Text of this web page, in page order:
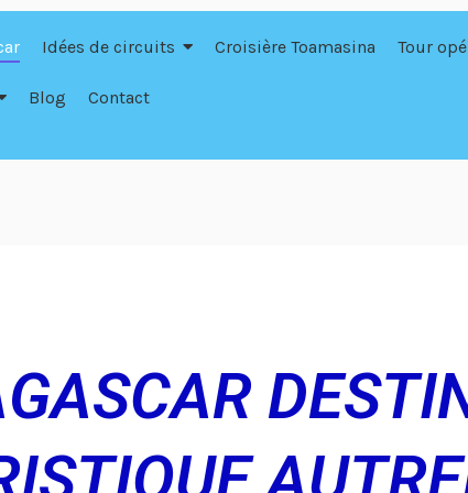
Idées de circuits Croisière Toamasina Tour
Blog Contact